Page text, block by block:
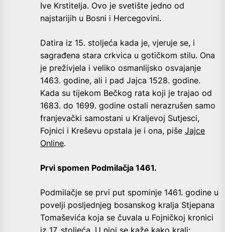
Ive Krstitelja. Ovo je svetište jedno od
najstarijih u Bosni i Hercegovini.
Datira iz 15. stoljeća kada je, vjeruje se, i
sagrađena stara crkvica u gotičkom stilu. Ona
je preživjela i veliko osmanlijsko osvajanje
1463. godine, ali i pad Jajca 1528. godine.
Kada su tijekom Bečkog rata koji je trajao od
1683. do 1699. godine ostali nerazrušen samo
franjevački samostani u Kraljevoj Sutjesci,
Fojnici i Kreševu opstala je i ona, piše Jajce
Online.
Prvi spomen Podmilačja 1461.
Podmilačje se prvi put spominje 1461. godine u
povelji posljednjeg bosanskog kralja Stjepana
Tomaševića koja se čuvala u Fojničkoj kronici